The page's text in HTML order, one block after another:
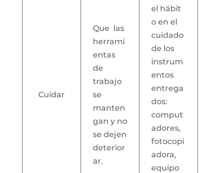
Cuidar
Que las
herrami
entas
de
trabajo
se
manten
gan y no
se dejen
deterior
ar.
el hábit
o en el
cuidado
de los
instrum
entos
entrega
dos:
comput
adores,
fotocopi
adora,
equipo